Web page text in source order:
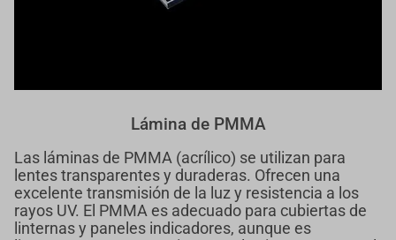
Lámina de PMMA
Las láminas de PMMA (acrílico) se utilizan para
lentes transparentes y duraderas. Ofrecen una
excelente transmisión de la luz y resistencia a los
rayos UV. El PMMA es adecuado para cubiertas de
linternas y paneles indicadores, aunque es